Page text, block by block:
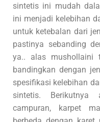
sintetis ini mudah
ini menjadi kelebihan
untuk ketebalan dari
pastinya sebanding
ya.. alas mushollaini
bandingkan dengan
spesifikasi kelebihan
sintetis.
campuran, karpet